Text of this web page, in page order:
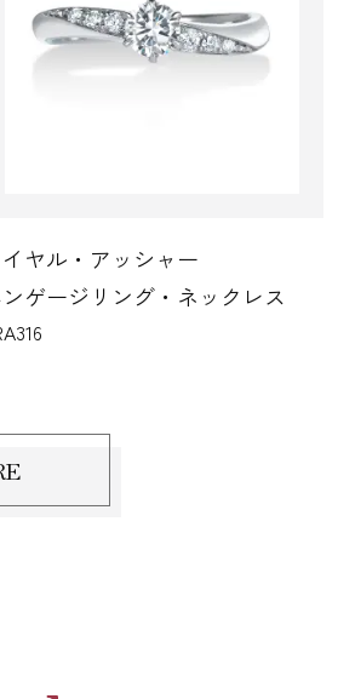
イヤル・アッシャー
ゲージリング・ネックレス